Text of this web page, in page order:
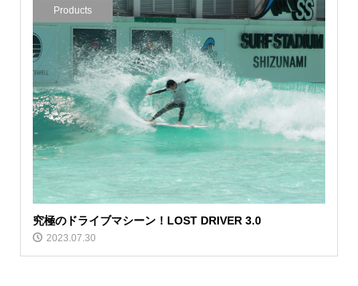
Products
究極のドライブマシーン！LOST DRIVER 3.0
2023.07.30